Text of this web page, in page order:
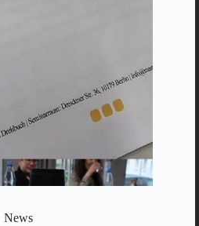
News